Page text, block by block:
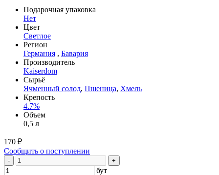
Подарочная упаковка
Нет
Цвет
Светлое
Регион
Германия , Бавария
Производитель
Kaiserdom
Сырьё
Ячменный солод, Пшеница, Хмель
Крепость
4.7%
Объем
0,5 л
170 ₽
Сообщить о поступлении
- +
бут